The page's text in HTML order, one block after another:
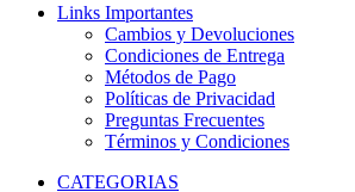
Links Importantes
Cambios y Devoluciones
Condiciones de Entrega
Métodos de Pago
Políticas de Privacidad
Preguntas Frecuentes
Términos y Condiciones
CATEGORIAS